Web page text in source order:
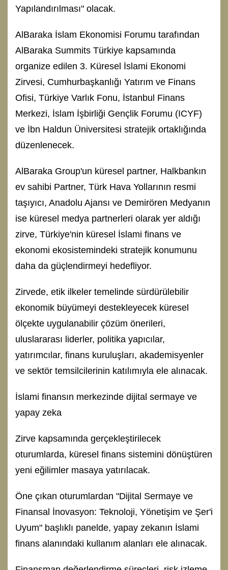
Yapılandırılması" olacak.
AlBaraka İslam Ekonomisi Forumu tarafından
AlBaraka Summits Türkiye kapsamında
organize edilen 3. Küresel İslami Ekonomi
Zirvesi, Cumhurbaşkanlığı Yatırım ve Finans
Ofisi, Türkiye Varlık Fonu, İstanbul Finans
Merkezi, İslam İşbirliği Gençlik Forumu (ICYF)
ve İbn Haldun Üniversitesi stratejik ortaklığında
düzenlenecek.
AlBaraka Group'un küresel partner, Halkbankın
ev sahibi Partner, Türk Hava Yollarının resmi
taşıyıcı, Anadolu Ajansı ve Demirören Medyanın
ise küresel medya partnerleri olarak yer aldığı
zirve, Türkiye'nin küresel İslami finans ve
ekonomi ekosistemindeki stratejik konumunu
daha da güçlendirmeyi hedefliyor.
Zirvede, etik ilkeler temelinde sürdürülebilir
ekonomik büyümeyi destekleyecek küresel
ölçekte uygulanabilir çözüm önerileri,
uluslararası liderler, politika yapıcılar,
yatırımcılar, finans kuruluşları, akademisyenler
ve sektör temsilcilerinin katılımıyla ele alınacak.
İslami finansın merkezinde dijital sermaye ve
yapay zeka
Zirve kapsamında gerçekleştirilecek
oturumlarda, küresel finans sistemini dönüştüren
yeni eğilimler masaya yatırılacak.
Öne çıkan oturumlardan "Dijital Sermaye ve
Finansal İnovasyon: Teknoloji, Yönetişim ve Şer'i
Uyum" başlıklı panelde, yapay zekanın İslami
finans alanındaki kullanım alanları ele alınacak.